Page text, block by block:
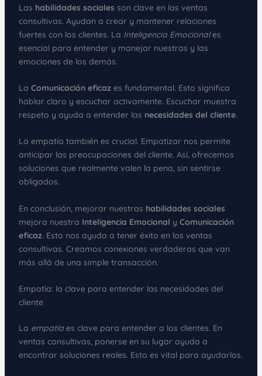
Las habilidades sociales son clave en las ventas
consultivas. Ayudan a crear y mantener relaciones
fuertes con los clientes. La Inteligencia Emocionales
esencial para entender y manejar nuestras y las
emociones de los demás.
La Comunicación eficazes fundamental. Esto significa
hablar claro y escuchar activamente. Escuchar muestra
respeto y ayuda a entender las necesidades del cliente.
La empatía también es crucial. Empatizar nos permite
anticipar las preocupaciones del cliente. Así, ofrecemos
soluciones que realmente valen la pena, sin sentirse
obligados.
En conclusión, mejorar nuestras habilidades sociales
mejora nuestra Inteligencia Emocional y Comunicación
eficaz. Esto nos ayuda a tener éxito en las ventas
consultivas. Creamos conexiones verdaderas que van
más allá de una simple transacción.
Empatía: la clave para entender las necesidades del
cliente
La empatíaes clave para entender a los clientes. En
ventas consultivas, ponerse en su lugar ayuda a
encontrar soluciones reales. Esto es vital para ayudarlos.